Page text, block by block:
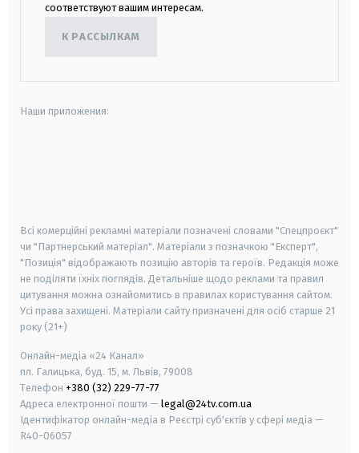
соответствуют вашим интересам.
К РАССЫЛКАМ
Наши приложения:
Всі комерційні рекламні матеріали позначені словами "Спецпроєкт"
чи "Партнерський матеріал". Матеріали з позначкою "Експерт",
"Позиція" відображають позицію авторів та героїв. Редакція може
не поділяти їхніх поглядів. Детальніше щодо реклами та правил
цитування можна ознайомитись в правилах користування сайтом.
Усі права захищені. Матеріали сайту призначені для осіб старше 21
року (21+)
Онлайн-медіа «24 Канал»
пл. Галицька, буд. 15, м. Львів, 79008
Телефон +380 (32) 229-77-77
Адреса електронної пошти — legal@24tv.com.ua
Ідентифікатор онлайн-медіа в Реєстрі суб'єктів у сфері медіа —
R40-06057